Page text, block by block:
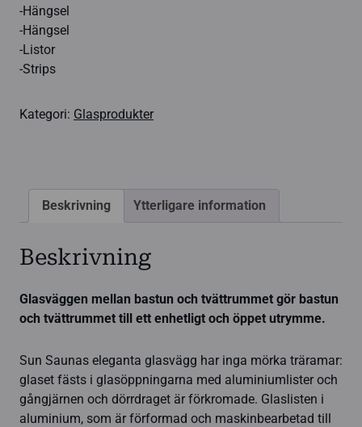
-Hängsel
-Hängsel
-Listor
-Strips
Kategori: Glasprodukter
Beskrivning Ytterligare information
Beskrivning
Glasväggen mellan bastun och tvättrummet gör bastun
och tvättrummet till ett enhetligt och öppet utrymme.
Sun Saunas eleganta glasvägg har inga mörka träramar:
glaset fästs i glasöppningarna med aluminiumlister och
gångjärnen och dörrdraget är förkromade. Glaslisten i
aluminium, som är förformad och maskinbearbetad till